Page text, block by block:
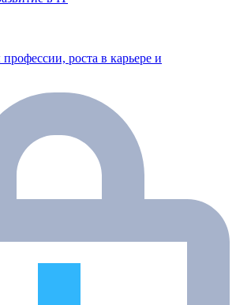
роста в карьере и